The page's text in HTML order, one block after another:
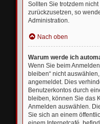
Sollten Sie trotzdem
zurückzusetzen, so
Administration.
Nach oben
Warum werde ich
Wenn Sie beim
bleiben“ nicht
angemeldet. Dies
Benutzerkontos durch
bleiben, können Sie das
Anmelden auswählen.
Sie sich an einem